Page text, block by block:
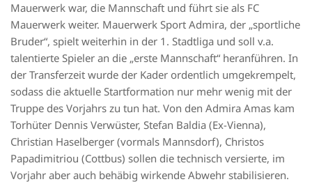
Mauerwerk war, die Mannschaft und führt sie als FC
Mauerwerk weiter. Mauerwerk Sport Admira, der „sportliche
Bruder“, spielt weiterhin in der 1. Stadtliga und soll v.a.
talentierte Spieler an die „erste Mannschaft“ heranführen. In
der Transferzeit wurde der Kader ordentlich umgekrempelt,
sodass die aktuelle Startformation nur mehr wenig mit der
Truppe des Vorjahrs zu tun hat. Von den Admira Amas kam
Torhüter Dennis Verwüster, Stefan Baldia (Ex-Vienna),
Christian Haselberger (vormals Mannsdorf), Christos
Papadimitriou (Cottbus) sollen die technisch versierte, im
Vorjahr aber auch behäbig wirkende Abwehr stabilisieren.